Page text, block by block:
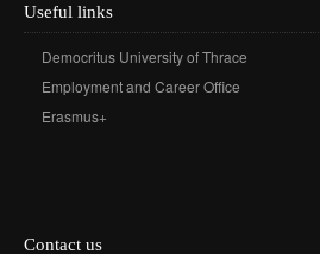
Useful links
Democritus University of Thrace
Employment and Career Office
Erasmus+
Contact us